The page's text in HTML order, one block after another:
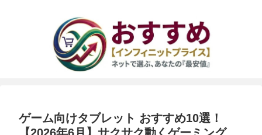
ゲーム向けタブレット おすすめ10選！